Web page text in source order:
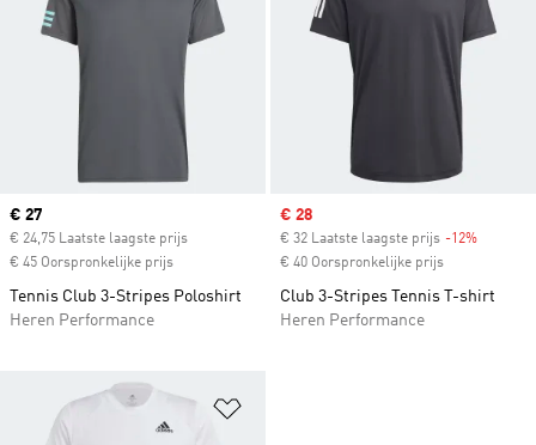
Current price
€ 27
€ 24,75 Laatste laagste prijs
€ 45 Oorspronkelijke prijs
Tennis Club 3-Stripes Poloshirt
Heren Performance
Sale price
€ 28
€ 32 Laatste laagste prijs -12%
€ 40 Oorspronkelijke prijs
Club 3-Stripes Tennis T-shirt
Heren Performance